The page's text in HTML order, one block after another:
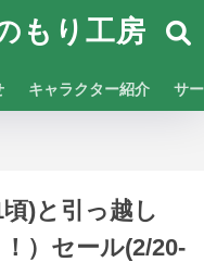
もり工房
キャラクター紹介 サ
)と引っ越し
）セール(2/20-